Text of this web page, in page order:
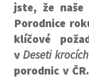
jste, že
Porodnice
klíčové
vDeseti
porodnic v